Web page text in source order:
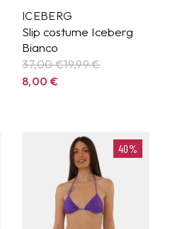
ICEBERG
Slip costume Iceberg
Bianco
37,00 €19,99€
8,00 €
40%